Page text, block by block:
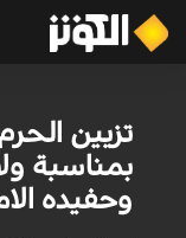
تزيين
بمناسبة
وحفيده